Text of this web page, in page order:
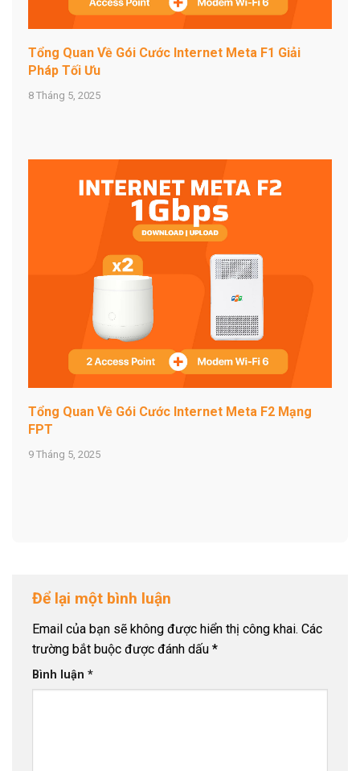
Tổng Quan Về Gói Cước Internet Meta F1 Giải
Pháp Tối Ưu
8 Tháng 5, 2025
Tổng Quan Về Gói Cước Internet Meta F2 Mạng
FPT
9 Tháng 5, 2025
Để lại một bình luận
Email của bạn sẽ không được hiển thị công khai. Các
trường bắt buộc được đánh dấu *
Bình luận *